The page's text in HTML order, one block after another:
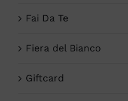
Fai Da Te
Fiera del Bianco
Giftcard